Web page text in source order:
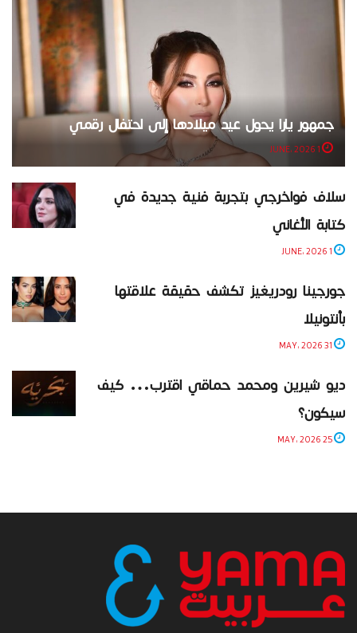
جمهور يارا يحول عيد ميلادها إلى احتفال رقمي
سلاف فواخرجي بتجربة فنية جديدة في
كتابة الأغاني
جورجينا رودريغيز تكشف حقيقة علاقتها
بأنتونيلا
ديو شيرين ومحمد حماقي اقترب… كيف
سيكون؟